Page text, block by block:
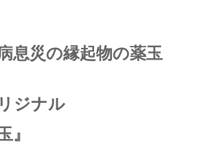
息災の縁起物の薬玉
ジナル
』